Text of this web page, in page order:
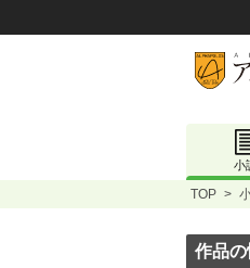
小
TOP >
作品の